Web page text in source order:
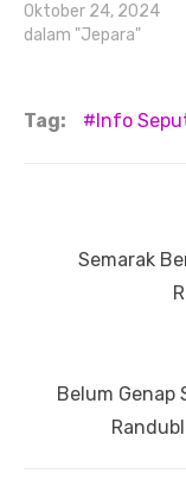
Oktober 24, 2024
dalam "Jepara"
Tag: Info
PreviousSemarak
Next
Belum Genap